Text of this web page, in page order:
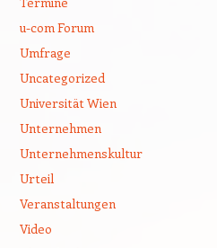
u-com Forum
Umfrage
Uncategorized
Universität Wien
Unternehmen
Unternehmenskultur
Urteil
Veranstaltungen
Video